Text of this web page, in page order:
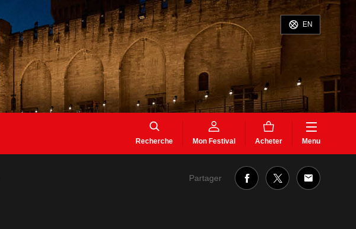
EN
Recherche Mon Festival Acheter Menu
Partager